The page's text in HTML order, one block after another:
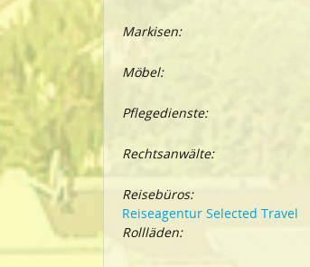
Markisen:
Möbel:
Pflegedienste:
Rechtsanwälte:
Reisebüros:
Reiseagentur Selected Travel
Rollläden: